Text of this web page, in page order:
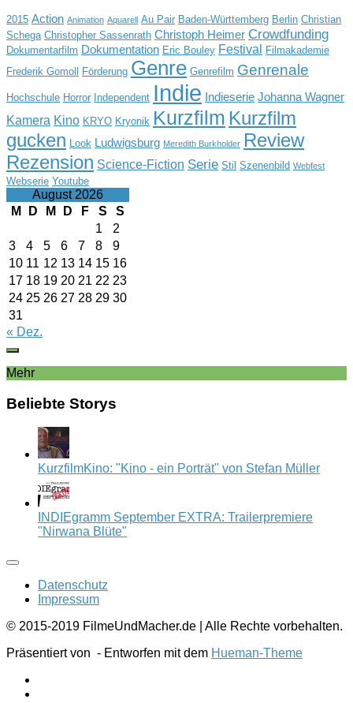
2015 Action Animation Aquarell Au Pair Baden-Württemberg Berlin Christian
Schega Christopher Sassenrath Christoph Heimer Crowdfunding
Dokumentarfilm Dokumentation Eric Bouley Festival
Filmakademie
Frederik Gomoll
Förderung Genre Genrefilm Genrenale
Hochschule Horror Independent Indie Indieserie Johanna Wagner
Kamera Kino KRYO Kryonik Kurzfilm Kurzfilm
gucken
Look Ludwigsburg Meredith Burkholder Review
Rezension Science-Fiction Serie Stil Szenenbild Webfest
Webserie Youtube
August 2026
M
D M D F S
S
1
2
3
4 5 6 7 8
9
10 11 12 13 14 15 16
17 18 19 20 21 22 23
24 25 26 27 28 29 30
31
« Dez.
Mehr
Beliebte Storys
KurzfilmKino: "Kino - ein Porträt" von Stefan Müller
INDIEgramm September EXTRA: Trailerpremiere
"Nirwana Blüte"
Datenschutz
Impressum
© 2015-2019 FilmeUndMacher.de | Alle Rechte vorbehalten.
Präsentiert von - Entworfen mit dem Hueman-Theme